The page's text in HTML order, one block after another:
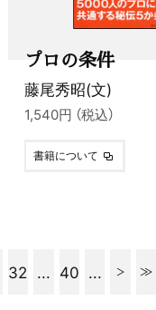
プロの条件
藤尾秀昭(文)
1,540円 （税込）
書籍について
32 ... 40 ...